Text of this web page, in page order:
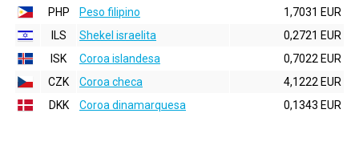
PHP
Peso filipino
1,7031 EUR
ILS
Shekel israelita
0,2721 EUR
ISK
Coroa islandesa
0,7022 EUR
CZK
Coroa checa
4,1222 EUR
DKK
Coroa dinamarquesa 0,1343 EUR